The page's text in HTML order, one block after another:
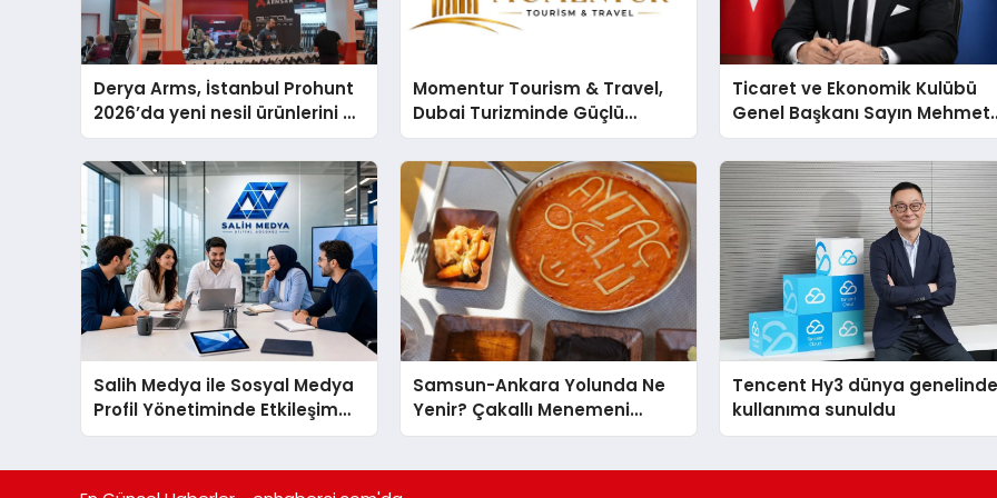
Derya Arms, İstanbul Prohunt
2026’da yeni nesil ürünlerini ve
global marka vizyonunu
sergiledi
Momentur Tourism & Travel,
Dubai Turizminde Güçlü
Operasyon Ağıyla Fark
Yaratıyor
Ticaret ve Ekonomik Kulübü
Genel Başkanı Sayın Mehmet
Ulutaş, ekonomiye dair
açıklamada şunları kaydetti:
Salih Medya ile Sosyal Medya
Profil Yönetiminde Etkileşim
Artırma Yöntemleri
Samsun-Ankara Yolunda Ne
Yenir? Çakallı Menemeni
Molası
Tencent Hy3 dünya
kullanıma sunuldu